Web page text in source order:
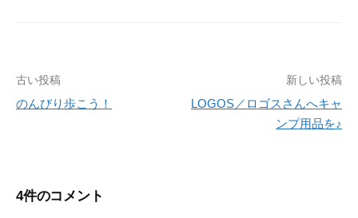
投
稿
ゲ
古い投稿
のんびり歩こう！
新しい投稿
LOGOS／ロゴスさんへキャ
ンプ用品を♪
4件のコメント